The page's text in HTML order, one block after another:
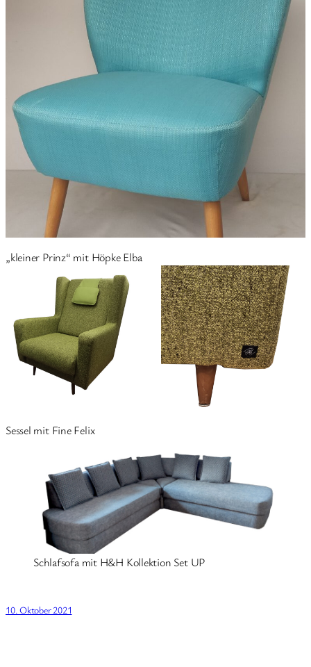
„kleiner Prinz“ mit Höpke Elba
Sessel mit Fine Felix
Schlafsofa mit H&H Kollektion Set UP
10. Oktober 2021